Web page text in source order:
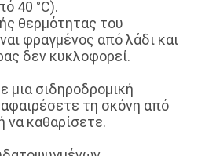
40 °C).
θερμότητας του
φραγμένος από λάδι και
δεν κυκλοφορεί.
μια σιδηροδρομική
τη σκόνη από
να καθαρίσετε.